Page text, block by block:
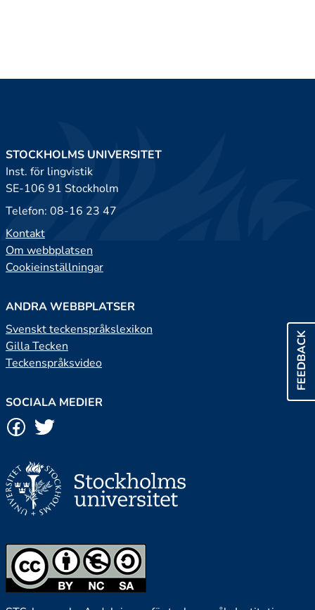
FEEDBACK
STOCKHOLMS UNIVERSITET
Inst. för lingvistik
SE-106 91 Stockholm
Telefon: 08-16 23 47
Kontakt
Om webbplatsen
Cookieinställningar
ANDRA WEBBPLATSER
Svenskt teckenspråkslexikon
Gilla Tecken
Teckenspråksvideo
SOCIALA MEDIER